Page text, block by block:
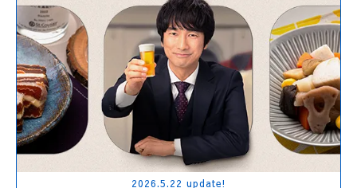
2026.5.22 update!